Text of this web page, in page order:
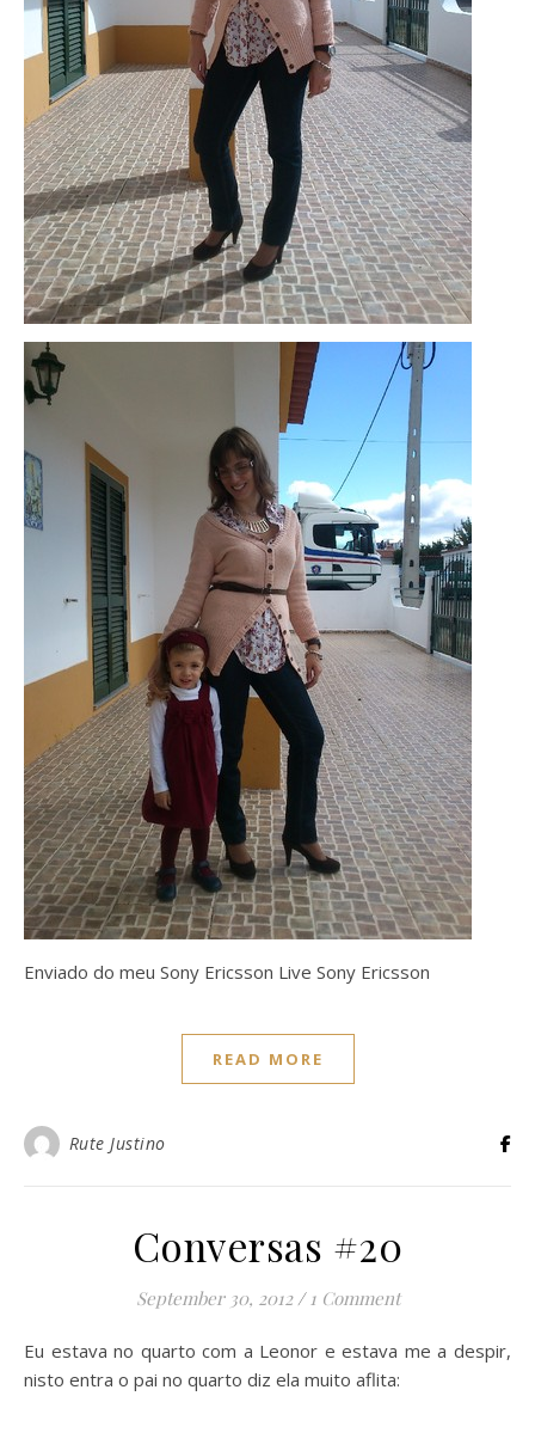
Enviado do meu Sony Ericsson Live Sony Ericsson
READ MORE
Rute Justino
Conversas #20
September 30, 2012 / 1 Comment
Eu estava no quarto com a Leonor e estava me a despir,
nisto entra o pai no quarto diz ela muito aflita: